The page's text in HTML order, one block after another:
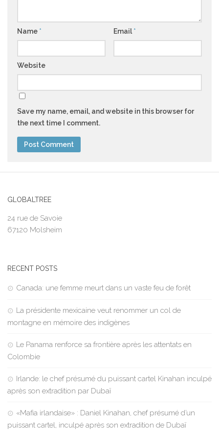
Name * Email *
Website
Save my name, email, and website in this browser for
the next time I comment.
GLOBALTREE
24 rue de Savoie
67120 Molsheim
RECENT POSTS
Canada: une femme meurt dans un vaste feu de forêt
La présidente mexicaine veut renommer un col de
montagne en mémoire des indigènes
Le Panama renforce sa frontière après les attentats en
Colombie
Irlande: le chef présumé du puissant cartel Kinahan inculpé
après son extradition par Dubaï
«Mafia irlandaise» : Daniel Kinahan, chef présumé d’un
puissant cartel, inculpé après son extradition de Dubaï